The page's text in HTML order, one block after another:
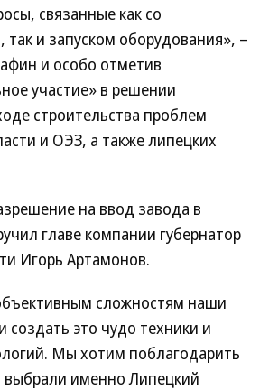
связанные как со
так и запуском оборудования», –
и особо отметив
участие» в решении
строительства проблем
и ОЭЗ, а также липецких
на ввод завода в
главе компании губернатор
Игорь Артамонов.
сложностям наши
создать это чудо техники и
Мы хотим поблагодарить
выбрали именно Липецкий